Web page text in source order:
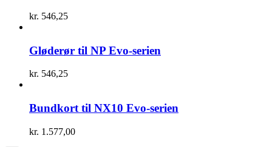
kr. 546,25
Gløderør til NP Evo-serien
kr. 546,25
Bundkort til NX10 Evo-serien
kr. 1.577,00